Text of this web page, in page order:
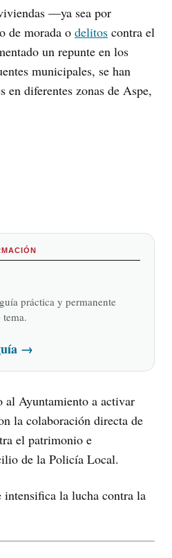
—ya sea por
de morada o delitos contra el
un repunte en los
municipales, se han
en diferentes zonas de Aspe,
práctica y permanente
tema.
→
al Ayuntamiento a activar
la colaboración directa de
el patrimonio e
de la Policía Local.